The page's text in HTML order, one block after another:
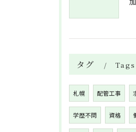
タグ Tags
札幌 配管工事
学歴不問 資格